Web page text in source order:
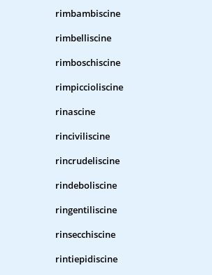
rimbambiscine
rimbelliscine
rimboschiscine
rimpiccioliscine
rinascine
rinciviliscine
rincrudeliscine
rindeboliscine
ringentiliscine
rinsecchiscine
rintiepidiscine